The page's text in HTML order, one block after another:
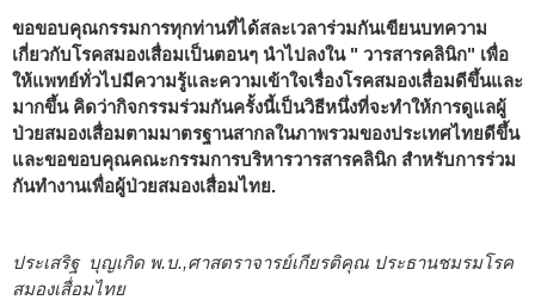
ขอขอบคุณกรรมการทุกท่านที่ได้สละเวลาร่วมกันเขียนบทความ
เกี่ยวกับโรคสมองเสื่อมเป็นตอนๆ นำไปลงใน " วารสารคลินิก" เพื่อ
ให้แพทย์ทั่วไปมีความรู้และความเข้าใจเรื่องโรคสมองเสื่อมดีขึ้นและ
มากขึ้น คิดว่ากิจกรรมร่วมกันครั้งนี้เป็นวิธีหนึ่งที่จะทำให้การดูแลผู้
ป่วยสมองเสื่อมตามมาตรฐานสากลในภาพรวมของประเทศไทยดีขึ้น
และขอขอบคุณคณะกรรมการบริหารวารสารคลินิก สำหรับการร่วม
กันทำงานเพื่อผู้ป่วยสมองเสื่อมไทย.
ประเสริฐ บุญเกิด พ.บ.,ศาสตราจารย์เกียรติคุณ ประธานชมรมโรค
สมองเสื่อมไทย